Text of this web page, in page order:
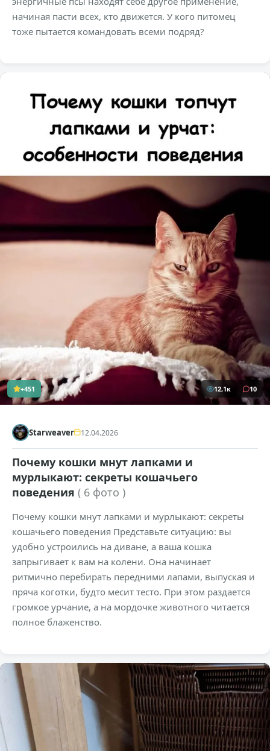
начиная пасти всех, кто движется. У кого питомец
тоже пытается командовать всеми подряд?
+451 12,1к 10
Starweaver 12.04.2026
Почему кошки мнут лапками и
мурлыкают: секреты кошачьего
поведения ( 6 фото )
Почему кошки мнут лапками и мурлыкают: секреты
кошачьего поведения Представьте ситуацию: вы
удобно устроились на диване, а ваша кошка
запрыгивает к вам на колени. Она начинает
ритмично перебирать передними лапами, выпуская и
пряча коготки, будто месит тесто. При этом раздается
громкое урчание, а на мордочке животного читается
полное блаженство.